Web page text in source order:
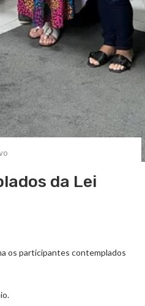
da Lei
os participantes contemplados